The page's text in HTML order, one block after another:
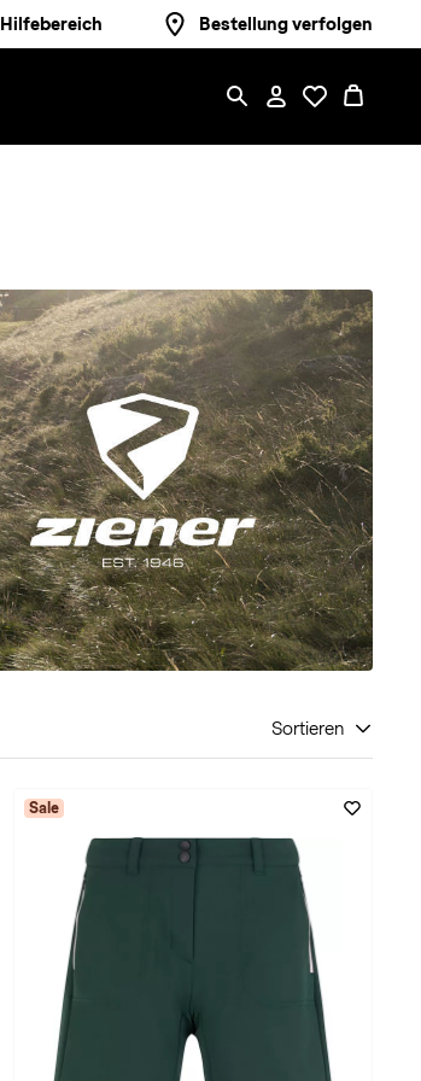
Hilfebereich Bestellung verfolgen
Sortieren
Sale